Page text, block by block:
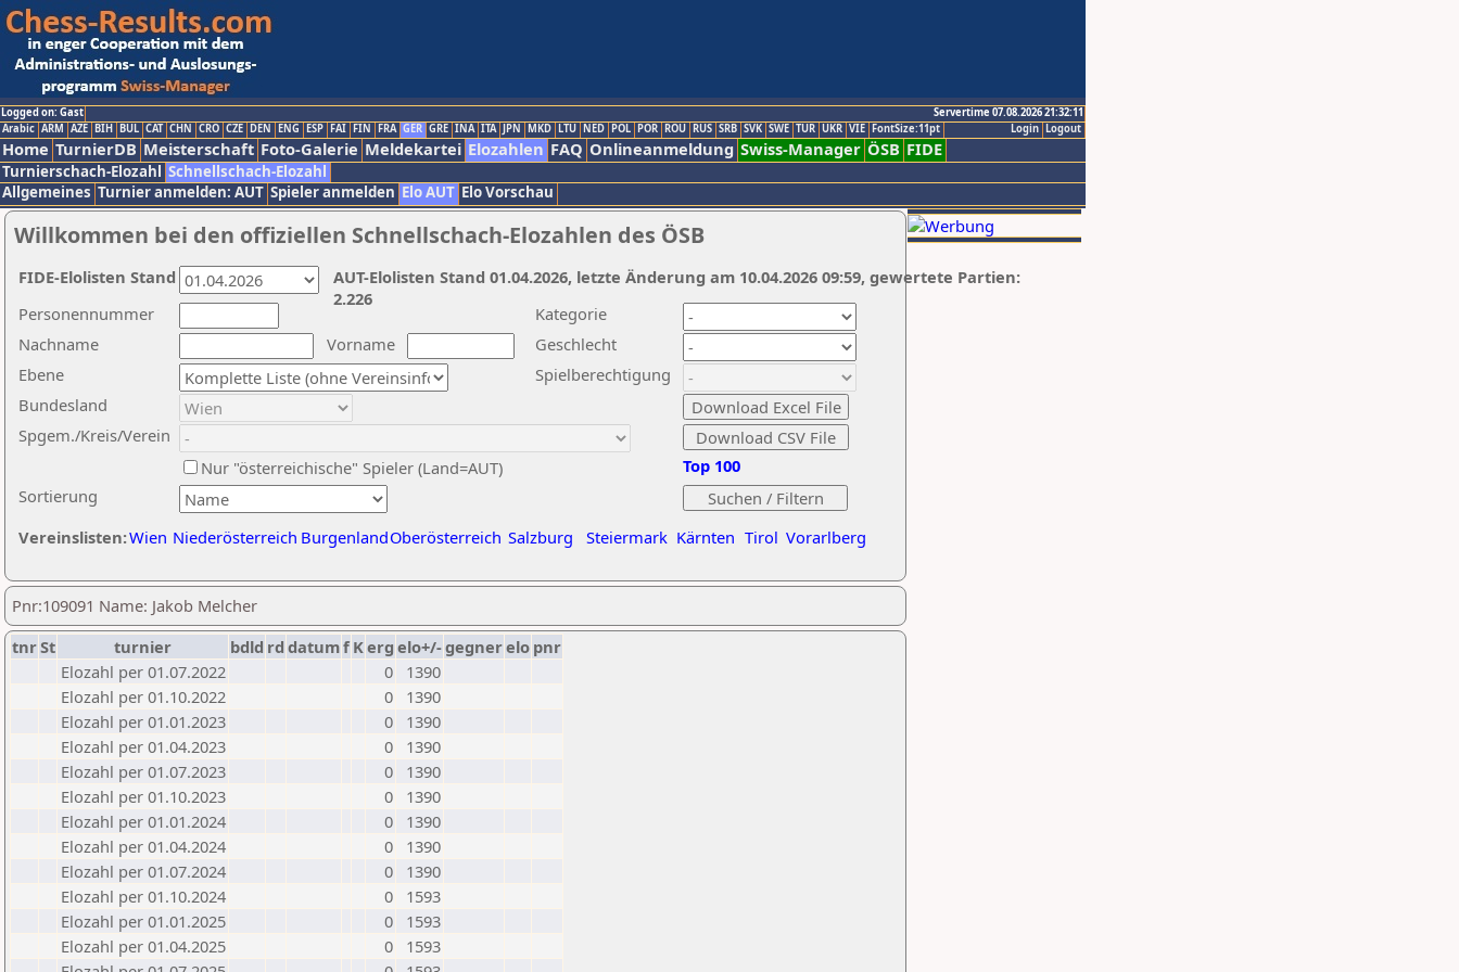
Logged on: Gast
Servertime 07.08.2026 21:32:11
Logout
Login
Arabic ARM AZE BIH BUL CAT CHN CRO CZE DEN ENG ESP FAI FIN FRA GER GRE INA ITA JPN MKD LTU NED POL POR ROU RUS SRB SVK SWE TUR UKR VIE FontSize:11pt
Home TurnierDB Meisterschaft Foto-Galerie Meldekartei Elozahlen FAQ Onlineanmeldung Swiss-Manager ÖSB FIDE
Turnierschach-Elozahl Schnellschach-Elozahl
Allgemeines Turnier anmelden: AUT Spieler anmelden Elo AUT Elo Vorschau
Willkommen bei den offiziellen Schnellschach-Elozahlen des ÖSB
Nachname
Vorname
Ebene
Kategorie
Sortierung
Personennummer
Bundesland
Spgem./Kreis/Verein
Geschlecht
Nur "österreichische" Spieler (Land=AUT)
Spielberechtigung
Vereinslisten:Wien Niederösterreich BurgenlandOberösterreich Salzburg Steiermark Kärnten Tirol Vorarlberg
Top 100
AUT-Elolisten Stand 01.04.2026, letzte Änderung am 10.04.2026 09:59, gewertete Partien:
2.226
FIDE-Elolisten Stand
Pnr:109091 Name: Jakob Melcher
tnrSt turnier bdld rd datumf Kerg elo+/-gegnerelo pnr
Elozahl per 01.07.2022
0
1390
Elozahl per 01.10.2022
0
1390
Elozahl per 01.01.2023
0
1390
Elozahl per 01.04.2023
0
1390
Elozahl per 01.07.2023
0
1390
Elozahl per 01.10.2023
0
1390
Elozahl per 01.01.2024
0
1390
Elozahl per 01.04.2024
0
1390
Elozahl per 01.07.2024
0
1390
Elozahl per 01.10.2024
0
1593
Elozahl per 01.01.2025
0
1593
Elozahl per 01.04.2025
0
1593